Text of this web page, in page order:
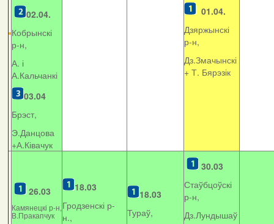
02.04.
Кобрынскі
р-н,
А. і
А.Кальчанкі
03.04
Брэст,
Э.Данцова
+А.Ківачук
01.04.
Дзяржынскі
р-н,
Дз.Змачынскі
+ Т. Бярэзік
26.03
Камянецкі р-н,
В.Пракапчук
18.03
Гродзенскі р-
н.,
18.03
Тураў,
30.03
Стаўбцоўскі
р-н,
Дз.Лундышаў